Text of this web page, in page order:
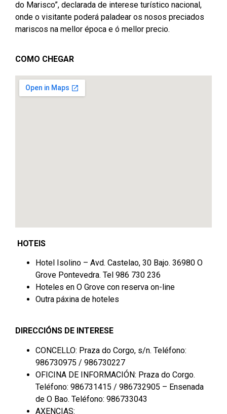
do Marisco”, declarada de interese turístico nacional,
onde o visitante poderá paladear os nosos preciados
mariscos na mellor época e ó mellor precio.
COMO CHEGAR
HOTEIS
Hotel Isolino – Avd. Castelao, 30 Bajo. 36980 O
Grove Pontevedra. Tel 986 730 236
Hoteles en O Grove con reserva on-line
Outra páxina de hoteles
DIRECCIÓNS DE INTERESE
CONCELLO: Praza do Corgo, s/n. Teléfono:
986730975 / 986730227
OFICINA DE INFORMACIÓN: Praza do Corgo.
Teléfono: 986731415 / 986732905 – Ensenada
de O Bao. Teléfono: 986733043
AXENCIAS: